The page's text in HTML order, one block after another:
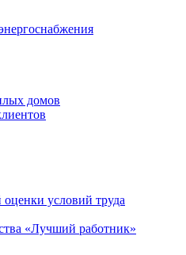
домов
оценки условий труда
«Лучший работник»